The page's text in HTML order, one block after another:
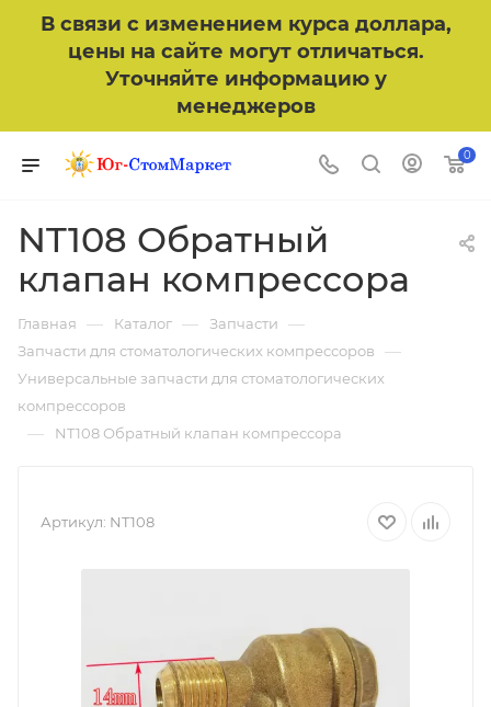
В связи с изменением курса доллара,
цены на сайте могут отличаться.
Уточняйте информацию у
менеджеров
0
NT108 Обратный
клапан компрессора
Главная — Каталог — Запчасти —
Запчасти для стоматологических компрессоров —
Универсальные запчасти для стоматологических
компрессоров
— NT108 Обратный клапан компрессора
Артикул: NT108